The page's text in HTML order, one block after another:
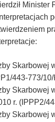
Skarbowej
443-773/10/
Skarbowej
r. (IPPP2/
Skarbowej